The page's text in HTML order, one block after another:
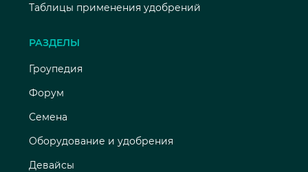
Таблицы применения удобрений
РАЗДЕЛЫ
Гроупедия
Форум
Семена
Оборудование и удобрения
Девайсы